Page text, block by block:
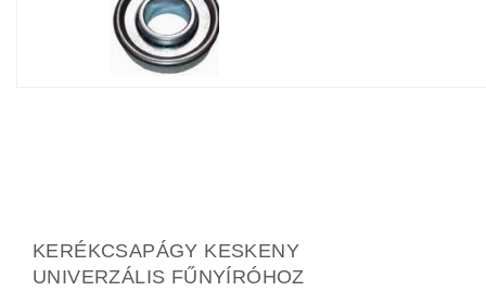
KERÉKCSAPÁGY KESKENY
UNIVERZÁLIS FŰNYÍRÓHOZ